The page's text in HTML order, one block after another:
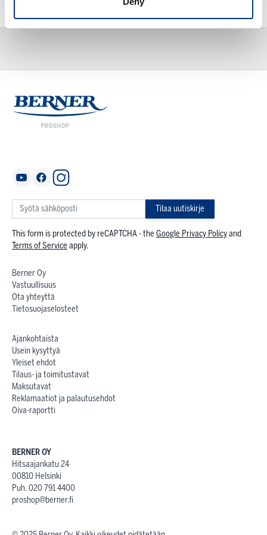
Tilaa uutiskirje
This form is protected by reCAPTCHA - the Google Privacy Policyand
Terms of Service apply.
Berner Oy
Vastuullisuus
Ota yhteyttä
Tietosuojaselosteet
Ajankohtaista
Usein kysyttyä
Yleiset ehdot
Tilaus- ja toimitustavat
Maksutavat
Reklamaatiot ja palautusehdot
Oiva-raportti
BERNER OY
Hitsaajankatu 24
00810 Helsinki
Puh. 020 791 4400
proshop@berner.fi